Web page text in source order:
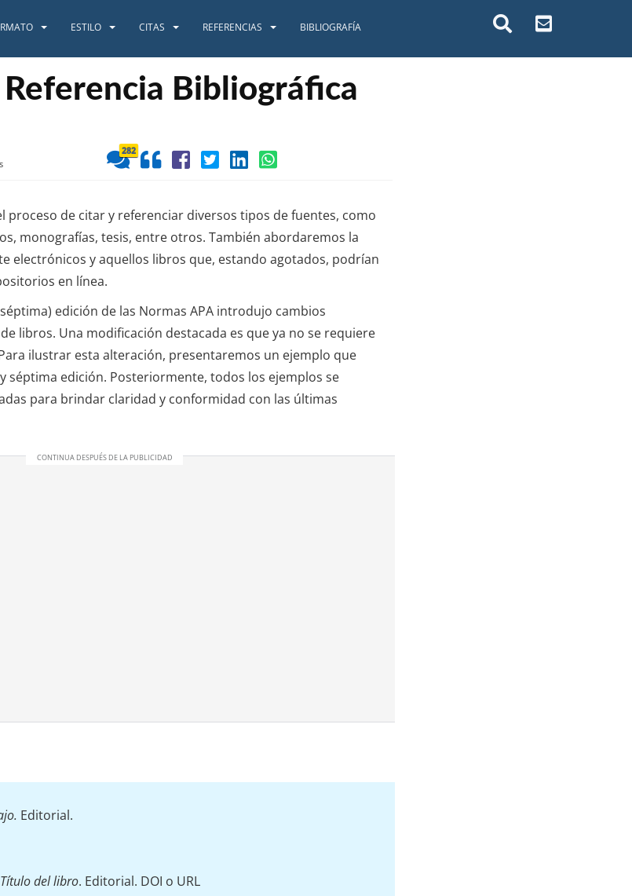
ESTILO CITAS REFERENCIAS BIBLIOGRAFÍA
Bibliográfica
282
proceso de citar y referenciar diversos tipos de fuentes, como
monografías, tesis, entre otros. También abordaremos la
electrónicos y aquellos libros que, estando agotados, podrían
en línea.
edición de las Normas APA introdujo cambios
libros. Una modificación destacada es que ya no se requiere
ilustrar esta alteración, presentaremos un ejemplo que
séptima edición. Posteriormente, todos los ejemplos se
para brindar claridad y conformidad con las últimas
Editorial.
Título del libro. Editorial. DOI o URL